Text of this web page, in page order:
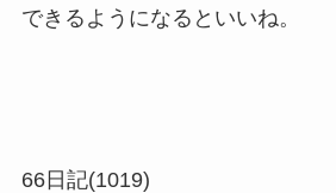
できるようになるといいね。
66日記(1019)